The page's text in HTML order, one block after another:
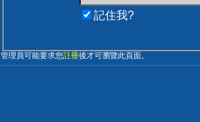
記住我?
管理員可能要求您註冊後才可瀏覽此頁面。